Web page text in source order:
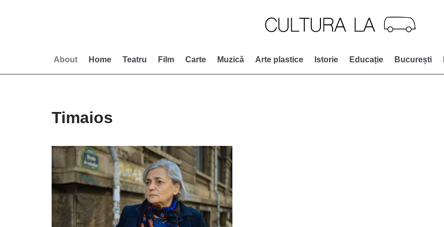
About Home Teatru Film Carte Muzică Arte plastice Istorie Educație București
Timaios